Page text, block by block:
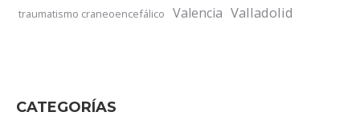
traumatismo craneoencefálico Valencia Valladolid
CATEGORÍAS